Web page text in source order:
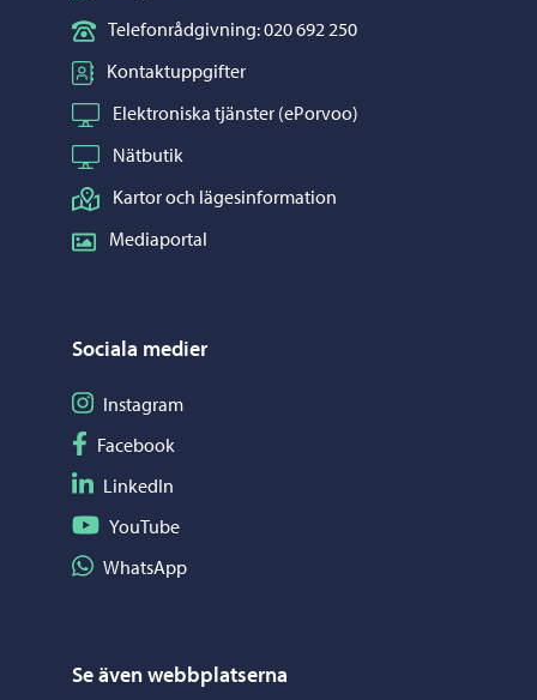
Telefonrådgivning: 020 692 250
Kontaktuppgifter
Elektroniska tjänster (ePorvoo)
Nätbutik
Kartor och lägesinformation
Mediaportal
Sociala medier
Följ på Instagram
Instagram
Följ på Facebook
Facebook
Följ på LinkedIn
LinkedIn
Följ på YouTube
YouTube
Dela på WhatsApp
WhatsApp
Se även webbplatserna